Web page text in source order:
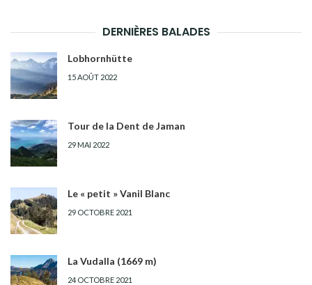
DERNIÈRES BALADES
Lobhornhütte
15 AOÛT 2022
Tour de la Dent de Jaman
29 MAI 2022
Le « petit » Vanil Blanc
29 OCTOBRE 2021
La Vudalla (1669 m)
24 OCTOBRE 2021